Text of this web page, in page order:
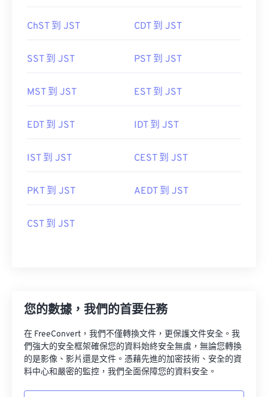
ChST 到 JST CDT 到 JST
SST 到 JST PST 到 JST
MST 到 JST EST 到 JST
EDT 到 JST IDT 到 JST
IST 到 JST CEST 到 JST
PKT 到 JST AEDT 到 JST
CST 到 JST
您的數據，我們的首要任務
在 FreeConvert，我們不僅轉換文件，更保護文件安全。我
們強大的安全框架確保您的資料始終安全無虞，無論您轉換
的是影像、影片還是文件。憑藉先進的加密技術、安全的資
料中心和嚴密的監控，我們全面保障您的資料安全。